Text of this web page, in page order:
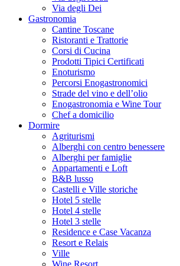
Via degli Dei
Gastronomia
Cantine Toscane
Ristoranti e Trattorie
Corsi di Cucina
Prodotti Tipici Certificati
Enoturismo
Percorsi Enogastronomici
Strade del vino e dell’olio
Enogastronomia e Wine Tour
Chef a domicilio
Dormire
Agriturismi
Alberghi con centro benessere
Alberghi per famiglie
Appartamenti e Loft
B&B lusso
Castelli e Ville storiche
Hotel 5 stelle
Hotel 4 stelle
Hotel 3 stelle
Residence e Case Vacanza
Resort e Relais
Ville